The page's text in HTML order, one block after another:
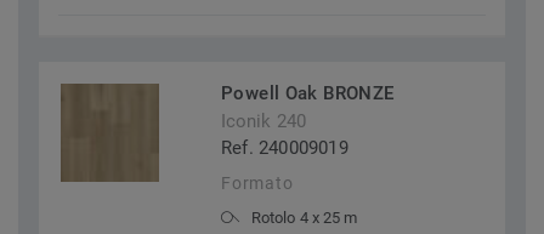
Powell Oak BRONZE
Iconik 240
Ref. 240009019
Formato
Rotolo 4 x 25 m